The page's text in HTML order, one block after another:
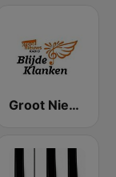
Groot Nieuws Radio Blijde Klanken